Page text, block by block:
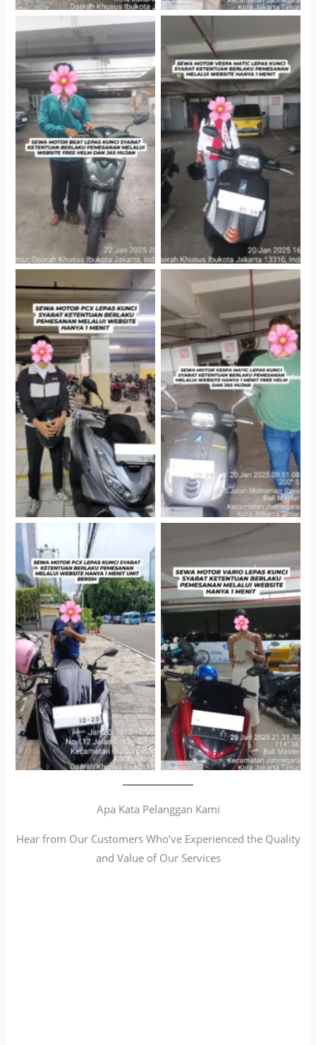
Cityplaza Jatinegara
Gedung Parkir P6A
Cityplaza Jatinegara
Gedung Parkir P6A
Hotel Kartika Chandra,
Jakarta Selatan
Cityplaza Jatinegara
Gedung Parkir P6A
Antar Jemput Kendaraan
Cityplaza Jatinegara
Gedung Parkir P6A
Apa Kata Pelanggan Kami
Hear from Our Customers Who’ve Experienced the Quality
and Value of Our Services